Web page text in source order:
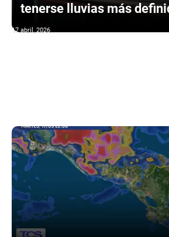
tenerse lluvias más
17 abril, 2026